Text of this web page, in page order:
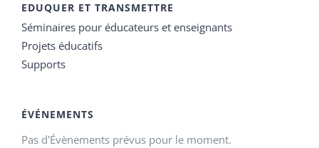
EDUQUER ET TRANSMETTRE
Séminaires pour éducateurs et enseignants
Projets éducatifs
Supports
ÉVÉNEMENTS
Pas d'Évènements prévus pour le moment.